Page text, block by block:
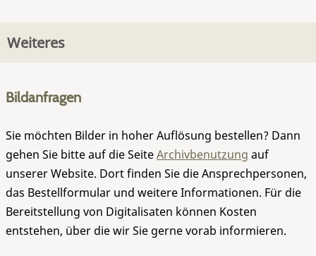
Weiteres
Bildanfragen
Sie möchten Bilder in hoher Auflösung bestellen? Dann
gehen Sie bitte auf die SeiteArchivbenutzung auf
unserer Website. Dort finden Sie die Ansprechpersonen,
das Bestellformular und weitere Informationen. Für die
Bereitstellung von Digitalisaten können Kosten
entstehen, über die wir Sie gerne vorab informieren.